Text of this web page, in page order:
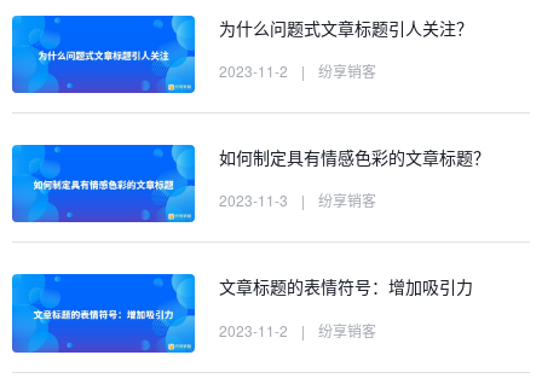
为什么问题式文章标题引人关注？
2023-11-2 | 纷享销客
如何制定具有情感色彩的文章标题？
2023-11-3 | 纷享销客
文章标题的表情符号：增加吸引力
2023-11-2 | 纷享销客